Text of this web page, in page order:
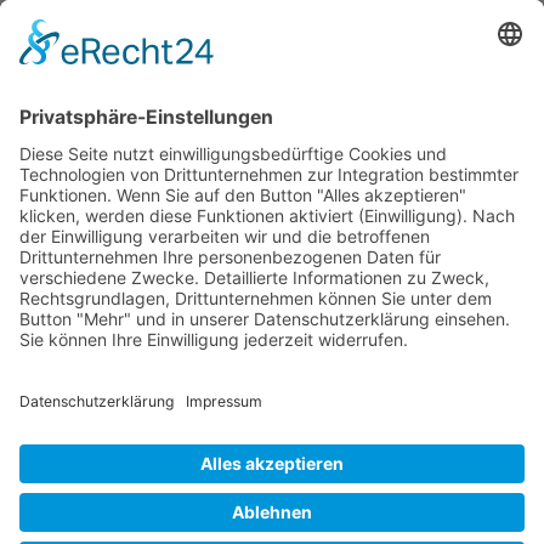
Kontakte schlagen Reichweite
Impressum
Datenschutz
Kooperation
Werbung
Presse- und Öffentlichkeitsarbeit
Aktuelles
Themenwelt
Geprüfter Franchisegeber